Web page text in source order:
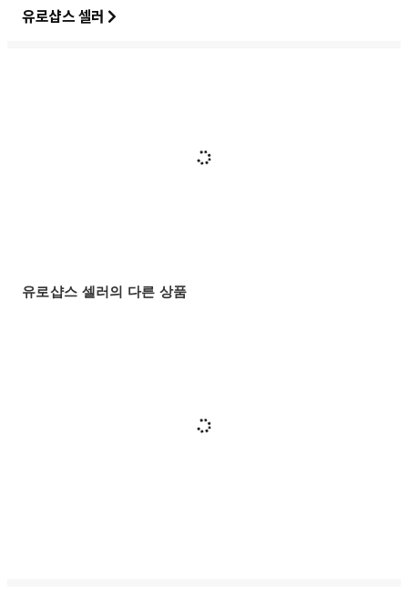
유로샵스 셀러
유로샵스 셀러의 다른 상품